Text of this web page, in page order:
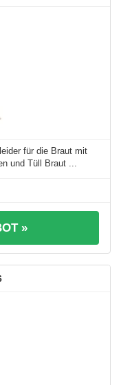
für die Braut mit
und Tüll Braut ...
»